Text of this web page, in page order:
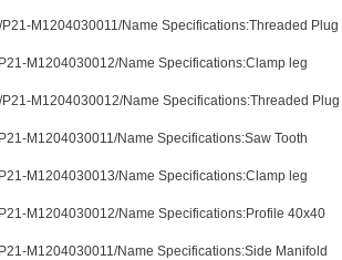
M1204030011/Name Specifications:Threaded Plug
M1204030012/Name Specifications:Clamp leg
M1204030012/Name Specifications:Threaded Plug
M1204030011/Name Specifications:Saw Tooth
M1204030013/Name Specifications:Clamp leg
M1204030012/Name Specifications:Profile 40x40
M1204030011/Name Specifications:Side Manifold